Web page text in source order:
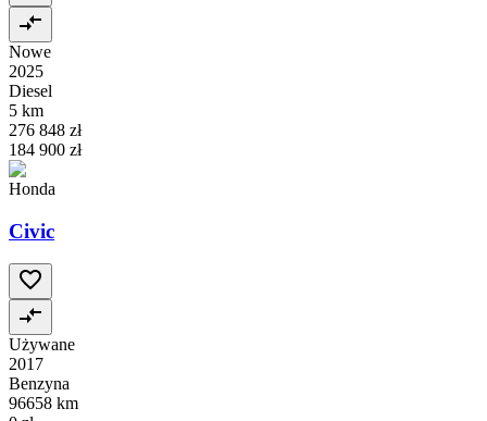
Nowe
2025
Diesel
5 km
276 848 zł
184 900 zł
Honda
Civic
Używane
2017
Benzyna
96658 km